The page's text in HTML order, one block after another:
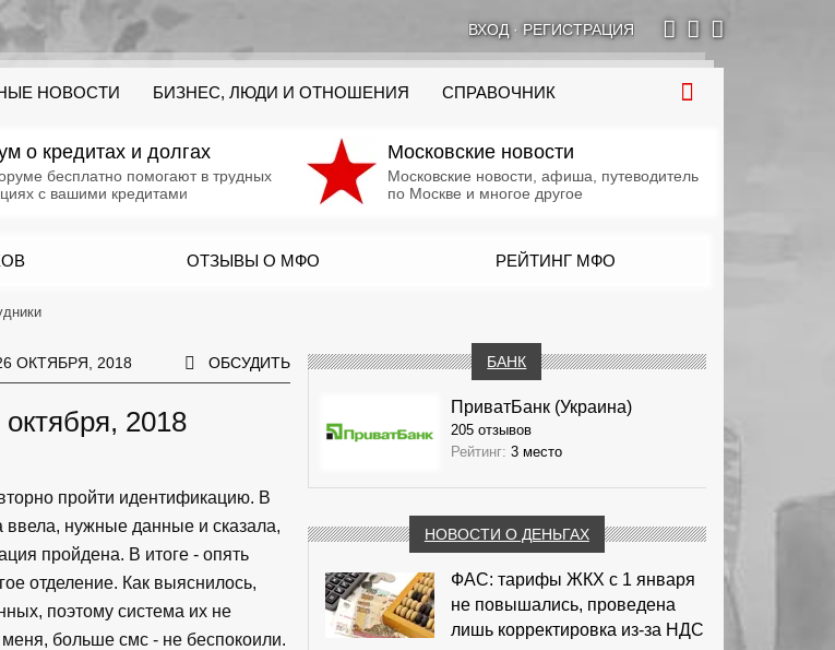
ВХОД· РЕГИСТРАЦИЯ
НОВОСТИ БИЗНЕС, ЛЮДИ И ОТНОШЕНИЯ СПРАВОЧНИК
о кредитах и долгах
бесплатно помогают в трудных
с вашими кредитами
Московские новости
Московские новости, афиша, путеводитель
по Москве и многое другое
ОТЗЫВЫ О МФО РЕЙТИНГ МФО
ОКТЯБРЯ, 2018 ОБСУДИТЬ
2018
пройти идентификацию. В
ввела, нужные данные и сказала,
пройдена. В итоге - опять
отделение. Как выяснилось,
поэтому система их не
больше смс - не беспокоили.
БАНК
ПриватБанк (Украина)
205 отзывов
Рейтинг: 3 место
НОВОСТИ О ДЕНЬГАХ
ФАС: тарифы ЖКХ с 1 января
не повышались, проведена
лишь корректировка из‑за НДС